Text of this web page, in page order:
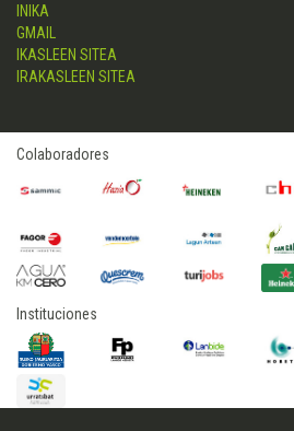
INIKA
GMAIL
IKASLEEN SITEA
IRAKASLEEN SITEA
Colaboradores
Instituciones